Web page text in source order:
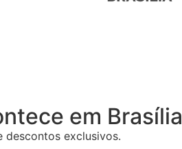
em Brasília
descontos exclusivos.